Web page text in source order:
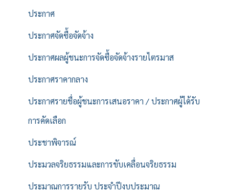
ประกาศ
ประกาศจัดซื้อจัดจ้าง
ประกาศผลผู้ชนะการจัดซื้อจัดจ้างรายไตรมาส
ประกาศราคากลาง
ประกาศรายชื่อผู้ชนะการเสนอราคา / ประกาศผู้ได้รับ
การคัดเลือก
ประชาพิจารณ์
ประมวลจริยธรรมและการขับเคลื่อนจริยธรรม
ประมาณการรายรับ ประจำปีงบประมาณ